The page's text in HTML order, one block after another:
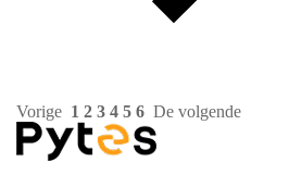
Vorige 1 2 3 4 5 6 De volgende